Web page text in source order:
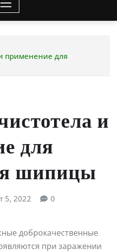
применение для
и
для
шипицы
5, 2022 0
доброкачественные
при заражении